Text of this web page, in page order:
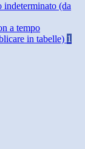
indeterminato (da
a tempo
in tabelle) 1